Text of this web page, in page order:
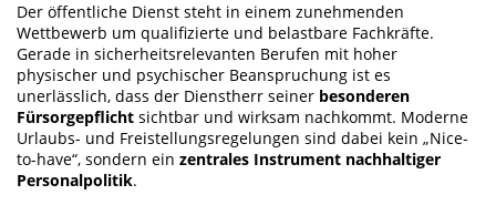
Der öffentliche Dienst steht in einem zunehmenden
Wettbewerb um qualifizierte und belastbare Fachkräfte.
Gerade in sicherheitsrelevanten Berufen mit hoher
physischer und psychischer Beanspruchung ist es
unerlässlich, dass der Dienstherr seiner besonderen
Fürsorgepflicht sichtbar und wirksam nachkommt. Moderne
Urlaubs- und Freistellungsregelungen sind dabei kein „Nice-
to-have“, sondern ein zentrales Instrument nachhaltiger
Personalpolitik.